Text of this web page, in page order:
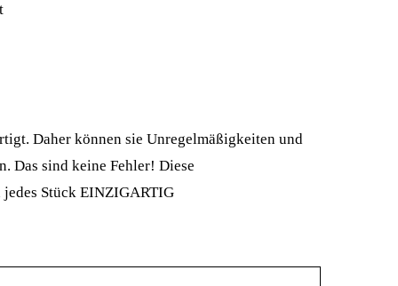
Daher können sie Unregelmäßigkeiten und
Das sind keine Fehler! Diese
Stück EINZIGARTIG